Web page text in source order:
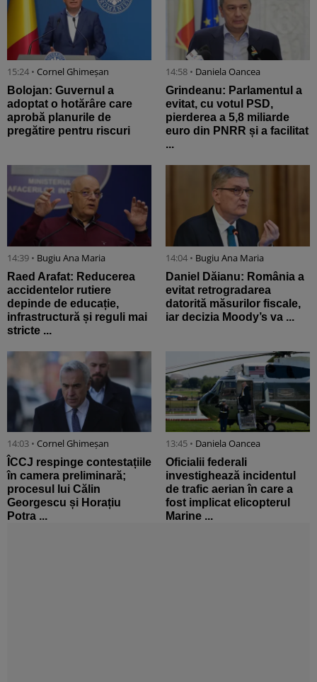
15:24 • Cornel Ghimeșan
Bolojan: Guvernul a
adoptat o hotărâre care
aprobă planurile de
pregătire pentru riscuri
14:58 • Daniela Oancea
Grindeanu: Parlamentul a
evitat, cu votul PSD,
pierderea a 5,8 miliarde
euro din PNRR și a facilitat
...
14:39 • Bugiu ⁠Ana Maria
Raed Arafat: Reducerea
accidentelor rutiere
depinde de educație,
infrastructură și reguli mai
stricte ...
14:04 • Bugiu ⁠Ana Maria
Daniel Dăianu: România a
evitat retrogradarea
datorită măsurilor fiscale,
iar decizia Moody’s va ...
14:03 • Cornel Ghimeșan
ÎCCJ respinge contestațiile
în camera preliminară;
procesul lui Călin
Georgescu și Horațiu
Potra ...
13:45 • Daniela Oancea
Oficialii federali
investighează incidentul
de trafic aerian în care a
fost implicat elicopterul
Marine ...